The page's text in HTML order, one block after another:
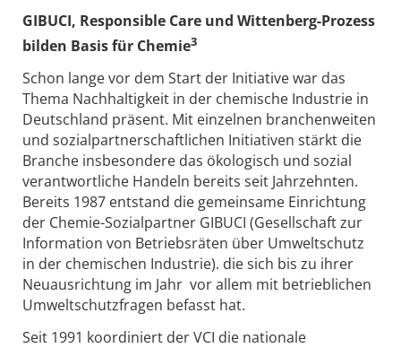
GIBUCI, Responsible Care und Wittenberg-Prozess
bilden Basis für Chemie3
Schon lange vor dem Start der Initiative war das
Thema Nachhaltigkeit in der chemische Industrie in
Deutschland präsent. Mit einzelnen branchenweiten
und sozialpartnerschaftlichen Initiativen stärkt die
Branche insbesondere das ökologisch und sozial
verantwortliche Handeln bereits seit Jahrzehnten.
Bereits 1987 entstand die gemeinsame Einrichtung
der Chemie-Sozialpartner GIBUCI (Gesellschaft zur
Information von Betriebsräten über Umweltschutz
in der chemischen Industrie). die sich bis zu ihrer
Neuausrichtung im Jahr vor allem mit betrieblichen
Umweltschutzfragen befasst hat.
Seit 1991 koordiniert der VCI die nationale